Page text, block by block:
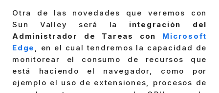
Otra de las novedades que veremos con
Sun Valley será la
integración del
Administrador de Tareas con
Microsoft
Edge
, en el cual tendremos la capacidad de
monitorear el consumo de recursos que
está haciendo el navegador, como por
ejemplo el uso de extensiones, procesos de